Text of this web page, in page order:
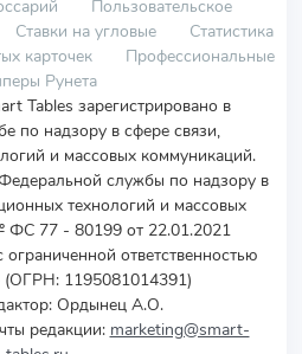
Пользовательское
Ставки на угловые
Статистика
карточек
Профессиональные
Рунета
Tables зарегистрировано в
по надзору в сфере связи,
и массовых коммуникаций.
службы по надзору в
технологий и массовых
77 - 80199 от 22.01.2021
ответственностью
(ОГРН: 1195081014391)
Ордынец А.О.
редакции: marketing@smart-